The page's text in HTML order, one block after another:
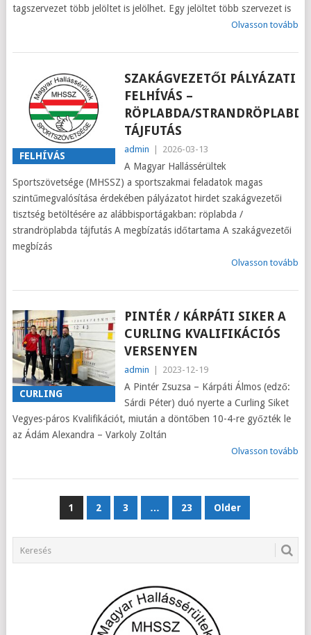
tagszervezet több jelöltet is jelölhet. Egy jelöltet több szervezet is
Olvasson tovább
FELHÍVÁS
SZAKÁGVEZETŐI PÁLYÁZATI
FELHÍVÁS –
RÖPLABDA/
TÁJFUTÁS
admin 2026-03-13
A Magyar Hallássérültek
Sportszövetsége (MHSSZ) a sportszakmai feladatok magas
szintűmegvalósítása érdekében pályázatot hirdet szakágvezetői
tisztség betöltésére az alábbisportágakban: röplabda /
strandröplabda tájfutás A megbízatás időtartama A szakágvezetői
megbízás
Olvasson tovább
CURLING
PINTÉR / KÁRPÁTI SIKER A
CURLING KVALIFIKÁCIÓS
VERSENYEN
admin 2023-12-19
A Pintér Zsuzsa – Kárpáti Álmos (edző:
Sárdi Péter) duó nyerte a Curling Siket
Vegyes-páros Kvalifikációt, miután a döntőben 10-4-re győzték le
az Ádám Alexandra – Varkoly Zoltán
Olvasson tovább
BEJEGYZÉSEK
1 2 3 … 23 Older